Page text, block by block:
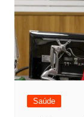
Saúde